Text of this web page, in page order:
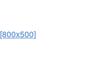
[800x500]